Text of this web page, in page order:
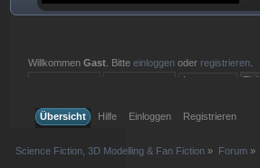
WillkommenGast . Bitteeinloggen oder registrieren
Übersicht
Hilfe Einloggen Registrieren
Science Fiction, 3D Modelling & Fan Fiction » Forum»